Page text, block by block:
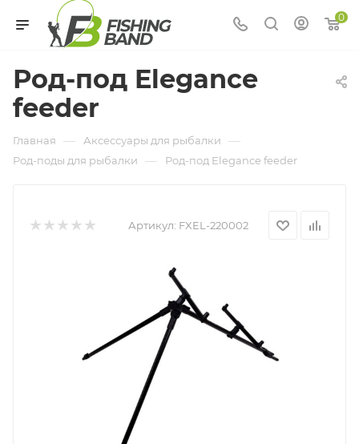
0
Род-под Elegance
feeder
Главная — Аксессуары для рыбалки —
Род-поды для рыбалки — Род-под Elegance feeder
Артикул: FXEL-220002